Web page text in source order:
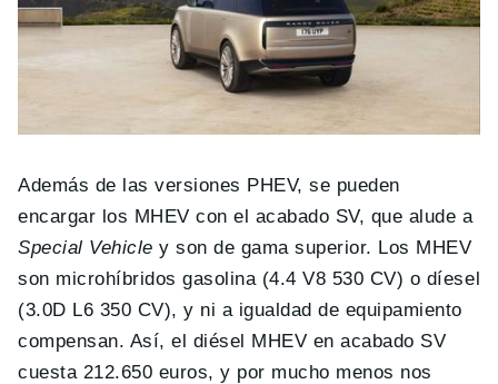
Además de las versiones PHEV, se pueden
encargar los MHEV con el acabado SV, que alude a
Special Vehicle y son de gama superior. Los MHEV
son microhíbridos gasolina (4.4 V8 530 CV) o díesel
(3.0D L6 350 CV), y ni a igualdad de equipamiento
compensan. Así, el diésel MHEV en acabado SV
cuesta 212.650 euros, y por mucho menos nos